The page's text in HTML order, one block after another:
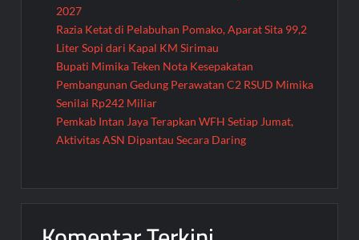
2027
Razia Ketat di Pelabuhan Pomako, Aparat Sita 99,2
Liter Sopi dari Kapal KM Sirimau
Bupati Mimika Teken Nota Kesepakatan
Pembangunan Gedung Perawatan C2 RSUD Mimika
Senilai Rp242 Miliar
Pemkab Intan Jaya Terapkan WFH Setiap Jumat,
Aktivitas ASN Dipantau Secara Daring